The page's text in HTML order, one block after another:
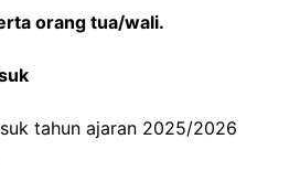
orang tua/wali.
tahun ajaran 2025/2026